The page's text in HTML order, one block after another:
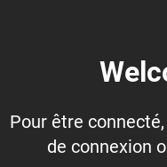
Pour être
de connexion